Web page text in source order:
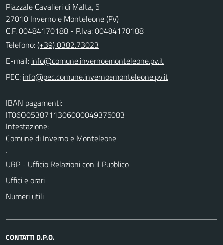
Piazzale Cavalieri di Malta, 5
27010 Inverno e Monteleone (PV)
C.F. 00484170188 - P.Iva: 00484170188
Telefono:(+39) 0382.73023
E-mail:
PEC:
IBAN pagamenti:
IT06O0538711306000049375083
Intestazione:
Comune di Inverno e Monteleone
.
URP - Ufficio Relazioni con il Pubblico
Uffici e orari
Numeri utili
CONTATTI D.P.O.